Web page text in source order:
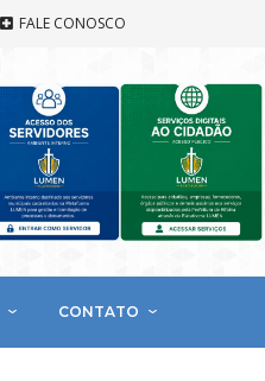
FALE CONOSCO
CONTATO